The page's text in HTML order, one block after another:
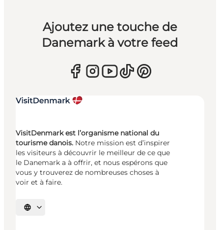
Ajoutez une touche de
Danemark à votre feed
VisitDenmark est l’organisme national du
tourisme danois. Notre mission est d’inspirer
les visiteurs à découvrir le meilleur de ce que
le Danemark a à offrir, et nous espérons que
vous y trouverez de nombreuses choses à
voir et à faire.
Choisissez la langue